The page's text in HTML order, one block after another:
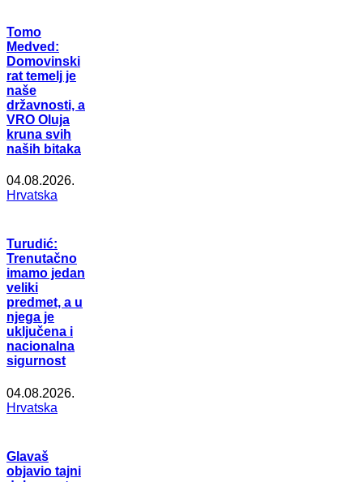
Tomo
Medved:
Domovinski
rat temelj je
naše
državnosti, a
VRO Oluja
kruna svih
naših bitaka
04.08.2026.
Hrvatska
Turudić:
Trenutačno
imamo jedan
veliki
predmet, a u
njega je
uključena i
nacionalna
sigurnost
04.08.2026.
Hrvatska
Glavaš
objavio tajni